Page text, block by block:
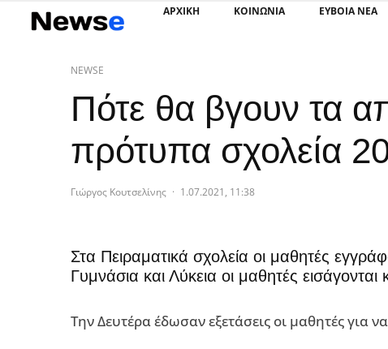
ΑΡΧΙΚΗ ΚΟΙΝΩΝΙΑ ΕΥΒΟΙΑ ΝΕΑ
NEWSE
Πότε θα βγουν τα
πρότυπα σχολεία
Γιώργος Κουτσελίνης · 1.07.2021, 11:38
Στα Πειραματικά σχολεία οι μαθητές
Γυμνάσια και Λύκεια οι μαθητές εισάγονται
Την Δευτέρα έδωσαν εξετάσεις οι μαθητές για